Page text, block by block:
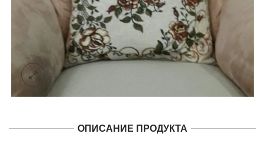
ОПИСАНИЕ ПРОДУКТА